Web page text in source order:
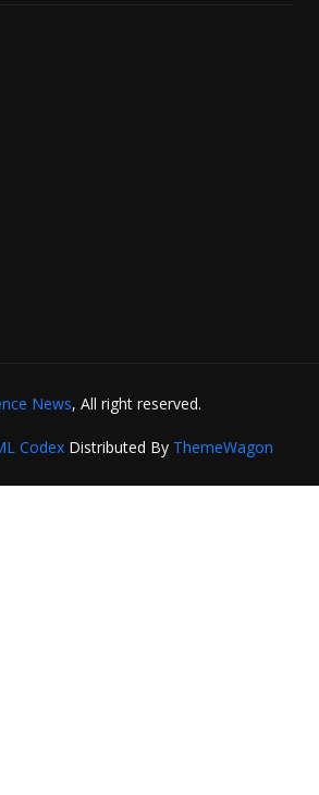
News, All right reserved.
CodexDistributed By ThemeWagon